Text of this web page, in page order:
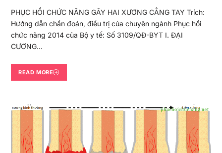
PHỤC HỒI CHỨC NĂNG GÃY HAI XƯƠNG CẲNG TAY Trích:
Hướng dẫn chẩn đoán, điều trị của chuyên ngành Phục hồi
chức năng 2014 của Bộ y tế: Số 3109/QĐ-BYT I. ĐẠI
CƯƠNG…
READ MORE